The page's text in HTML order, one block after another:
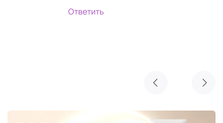
Ответить